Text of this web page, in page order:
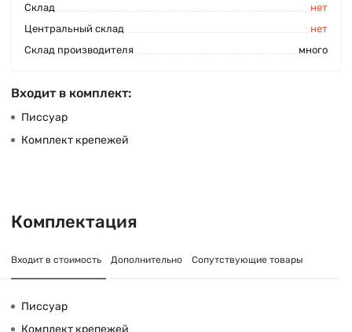
Cклад
нет
Центральный склад
нет
Склад производителя
много
Входит в комплект:
Писсуар
Комплект крепежей
Комплектация
Входит в стоимость Дополнительно Сопутствующие товары
Писсуар
Комплект крепежей